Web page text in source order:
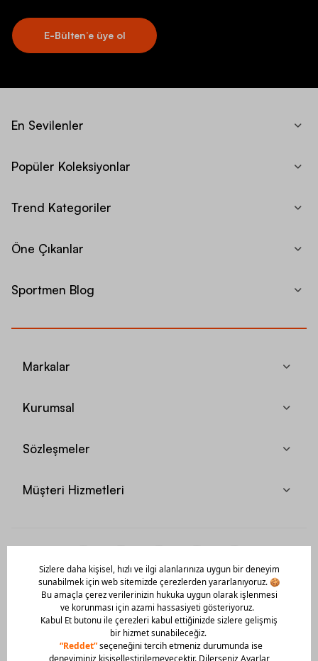
E-Bülten’e üye ol
En Sevilenler
Popüler Koleksiyonlar
Trend Kategoriler
Öne Çıkanlar
Sportmen Blog
Markalar
Kurumsal
Sözleşmeler
Müşteri Hizmetleri
Mobil Uygulamamızı Hemen İndir!